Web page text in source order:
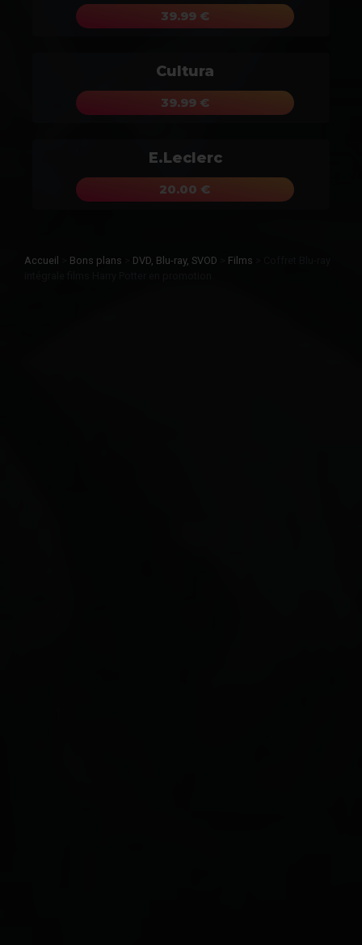
39.99 €
Cultura
39.99 €
E.Leclerc
20.00 €
Accueil Bons plans DVD, Blu-ray, SVOD Films